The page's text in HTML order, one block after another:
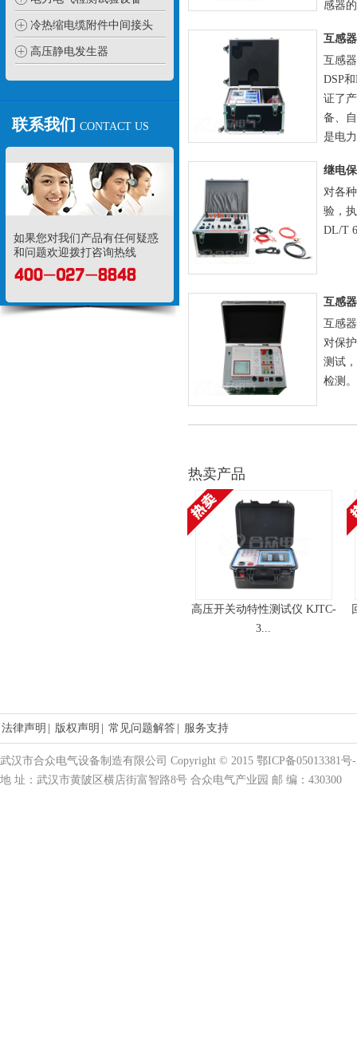
冷热缩电缆附件中间接头
高压静电发生器
联系我们 CONTACT US
如果您对我们产品有任何疑惑
和问题欢迎拨打咨询热线
感器
互感
DSP
证了
备、
是电
对各
验，
DL/T
互感
对保
测试
检测。
热卖产品
高压开关动特性测试仪 KJTC-
3...
法律声明 版权声明 常见问题解答 服务支持
武汉市合众电气设备制造有限公司 Copyright © 2015 鄂ICP备05013381号
地 址：武汉市黄陂区横店街富智路8号 合众电气产业园 邮 编：430300